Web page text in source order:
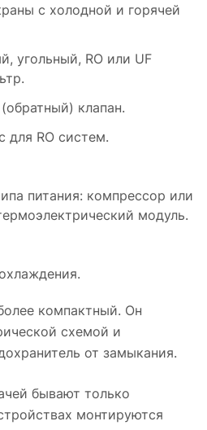
с холодной и горячей
угольный, RO или UF
клапан.
RO систем.
питания: компрессор или
модуль.
компактный. Он
схемой и
от замыкания.
бывают только
монтируются